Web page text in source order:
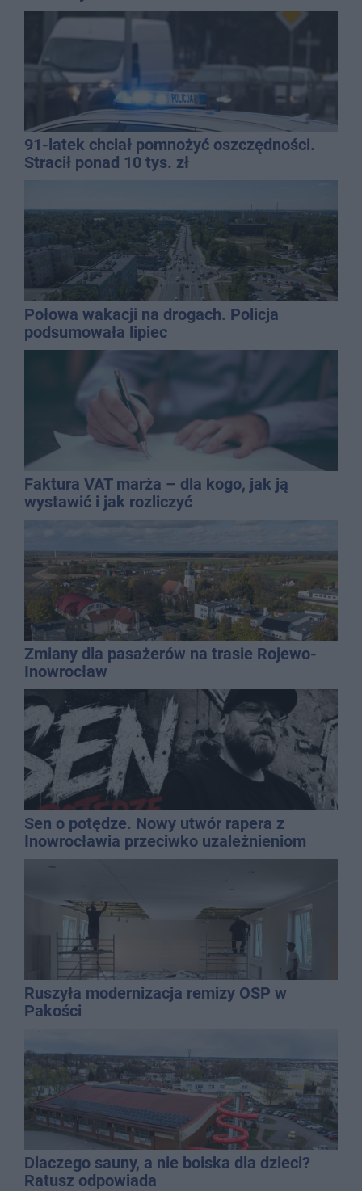
91-latek chciał pomnożyć oszczędności.
Stracił ponad 10 tys. zł
Połowa wakacji na drogach. Policja
podsumowała lipiec
Faktura VAT marża – dla kogo, jak ją
wystawić i jak rozliczyć
Zmiany dla pasażerów na trasie Rojewo-
Inowrocław
Sen o potędze. Nowy utwór rapera z
Inowrocławia przeciwko uzależnieniom
Ruszyła modernizacja remizy OSP w
Pakości
Dlaczego sauny, a nie boiska dla dzieci?
Ratusz odpowiada